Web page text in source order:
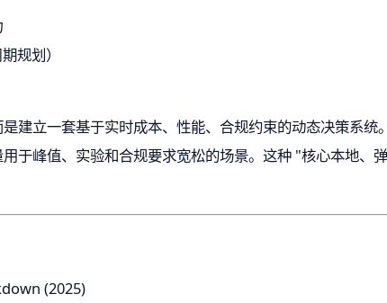
规划）
建立一套基于实时成本、性能、合规约束的动态决策系统
于峰值、实验和合规要求宽松的场景。这种 "核心本地、
(2025)